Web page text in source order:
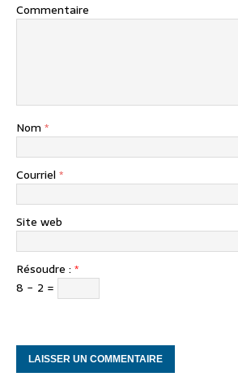
Commentaire
Nom *
Courriel *
Site web
Résoudre : *
8 − 2 =